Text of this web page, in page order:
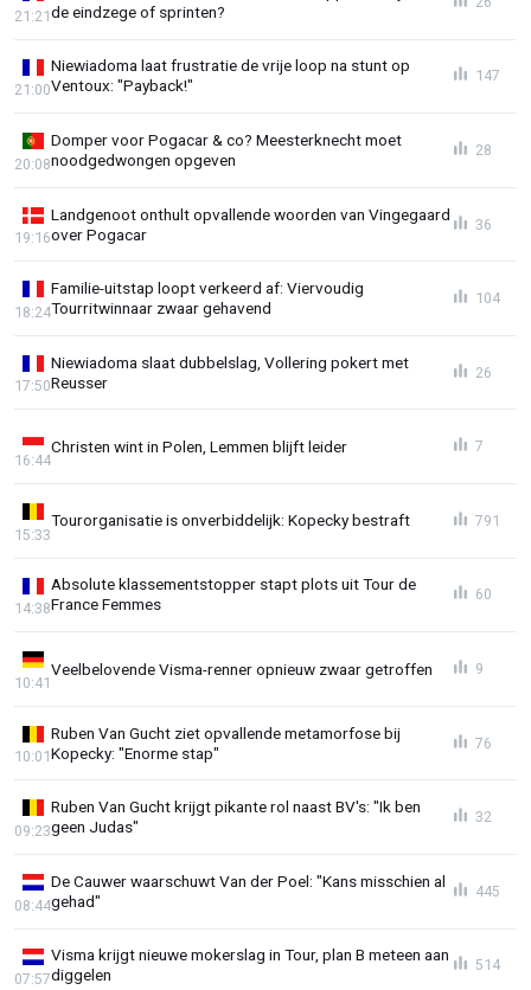
de eindzege of sprinten?
21:21
Niewiadoma laat frustratie de vrije loop na stunt op
Ventoux: "Payback!"
21:00
147
Domper voor Pogacar & co? Meesterknecht moet
noodgedwongen opgeven
20:08
28
Landgenoot onthult opvallende woorden van Vingegaard
over Pogacar
19:16
36
Familie-uitstap loopt verkeerd af: Viervoudig
Tourritwinnaar zwaar gehavend
18:24
104
Niewiadoma slaat dubbelslag, Vollering pokert met
Reusser
17:50
26
Christen wint in Polen, Lemmen blijft leider
16:44
7
Tourorganisatie is onverbiddelijk: Kopecky bestraft
15:33
791
Absolute klassementstopper stapt plots uit Tour de
France Femmes
14:38
60
Veelbelovende Visma-renner opnieuw zwaar getroffen
10:41
9
Ruben Van Gucht ziet opvallende metamorfose bij
Kopecky: "Enorme stap"
10:01
76
Ruben Van Gucht krijgt pikante rol naast BV's: "Ik ben
geen Judas"
09:23
32
De Cauwer waarschuwt Van der Poel: "Kans misschien al
gehad"
08:44
445
Visma krijgt nieuwe mokerslag in Tour, plan B meteen aan
diggelen
07:57
514